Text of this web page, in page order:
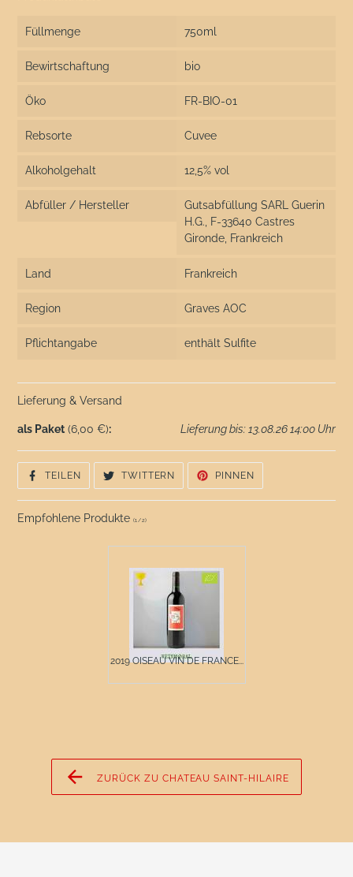
Füllmenge 750ml
Bewirtschaftung bio
Öko FR-BIO-01
Rebsorte Cuvee
Alkoholgehalt 12,5% vol
Abfüller / Hersteller
Gutsabfüllung SARL Guerin
H.G., F-33640 Castres
Gironde, Frankreich
Land Frankreich
Region Graves AOC
Pflichtangabe enthält Sulfite
Lieferung & Versand
als Paket (6,00 €): Lieferung bis: 13.08.26 14:00 Uhr
TEILENAUF
FACEBOOK
TEILEN
TWITTERN
TWITTER
TWITTERN
PINNEN
PINNEN
Empfohlene Produkte (1/2)
2019 OISEAU VIN DE FRANCE...
ZURÜCK ZU CHATEAU SAINT-HILAIRE